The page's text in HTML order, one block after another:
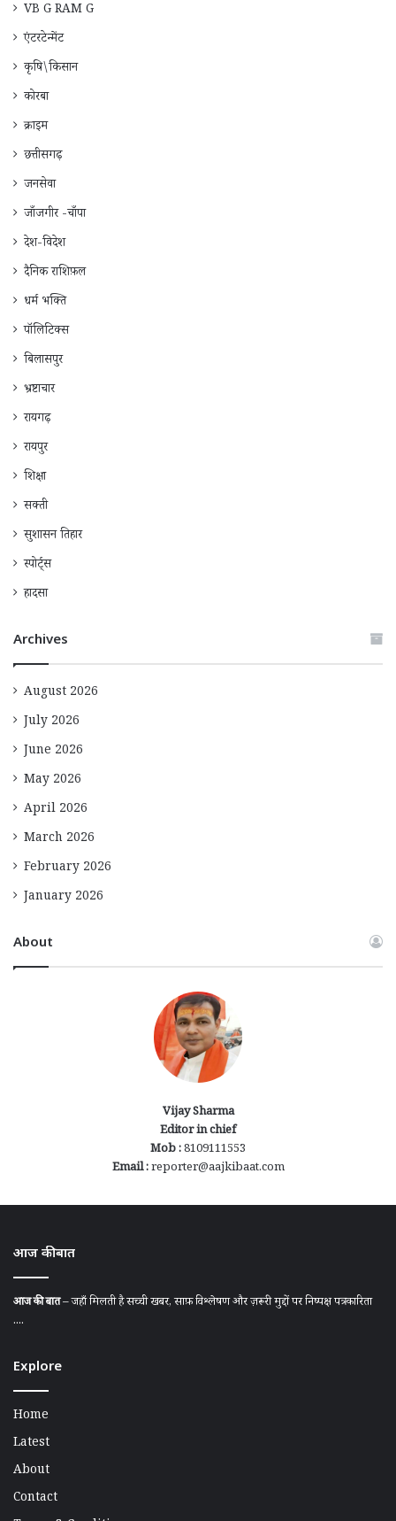
VB G RAM G
एंटरटेन्मेंट
कृषि\किसान
कोरबा
क्राइम
छत्तीसगढ़
जनसेवा
जाँजगीर -चाँपा
देश-विदेश
दैनिक राशिफ़ल
धर्म भक्ति
पॉलिटिक्स
बिलासपुर
भ्रष्टाचार
रायगढ़
रायपुर
शिक्षा
सक्ती
सुशासन तिहार
स्पोर्ट्स
हादसा
Archives
August 2026
July 2026
June 2026
May 2026
April 2026
March 2026
February 2026
January 2026
About
Vijay Sharma
Editor in chief
Mob :8109111553
Email :reporter@aajkibaat.com
आज की बात
आज की बात– जहाँ मिलती है सच्ची खबर, साफ़ विश्लेषण और ज़रूरी मुद्दों पर निष्पक्ष पत्रकारिता
....
Explore
Home
Latest
About
Contact